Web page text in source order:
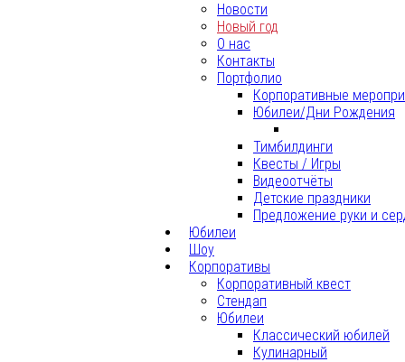
Новости
Новый год
О нас
Контакты
Портфолио
Корпоративные
Юбилеи/Дни Рождения
Тимбилдинги
Квесты / Игры
Видеоотчёты
Детские праздники
Предложение руки и
Юбилеи
Шоу
Корпоративы
Корпоративный квест
Стендап
Юбилеи
Классический юбилей
Кулинарный